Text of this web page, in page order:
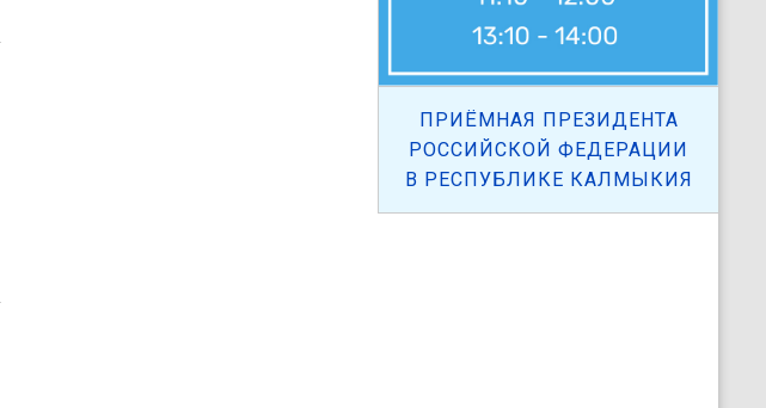
ПРИЁМНАЯ ПРЕЗИДЕНТА
РОССИЙСКОЙ ФЕДЕРАЦИИ
В РЕСПУБЛИКЕ КАЛМЫКИЯ